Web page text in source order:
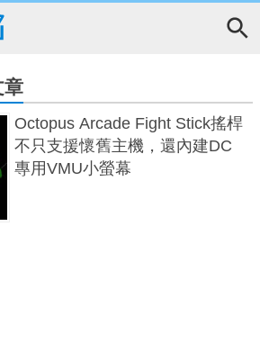
章
Octopus Arcade Fight Stick搖桿
不只支援懷舊主機，還內建DC
專用VMU小螢幕